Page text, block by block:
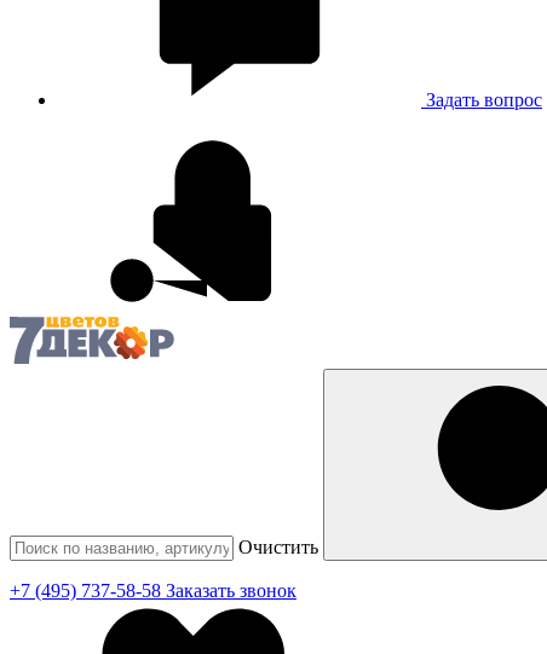
Задать вопрос
Очистить
+7 (495) 737-58-58 Заказать звонок